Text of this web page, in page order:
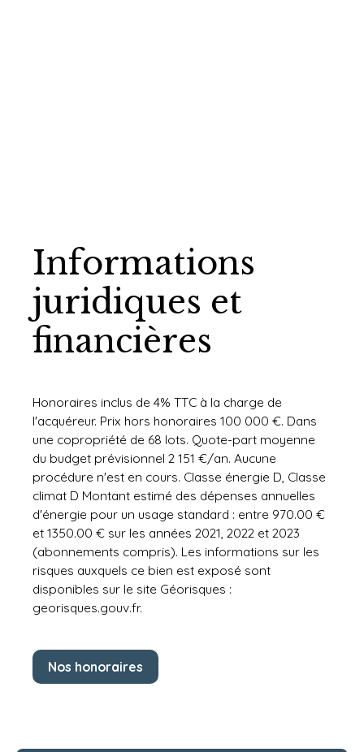
Informations
juridiques et
financières
Honoraires inclus de 4% TTC à la charge de
l'acquéreur. Prix hors honoraires 100 000 €. Dans
une copropriété de 68 lots. Quote-part moyenne
du budget prévisionnel 2 151 €/an. Aucune
procédure n'est en cours. Classe énergie D, Classe
climat D Montant estimé des dépenses annuelles
d'énergie pour un usage standard : entre 970.00 €
et 1350.00 € sur les années 2021, 2022 et 2023
(abonnements compris). Les informations sur les
risques auxquels ce bien est exposé sont
disponibles sur le site Géorisques :
georisques.gouv.fr.
Nos honoraires